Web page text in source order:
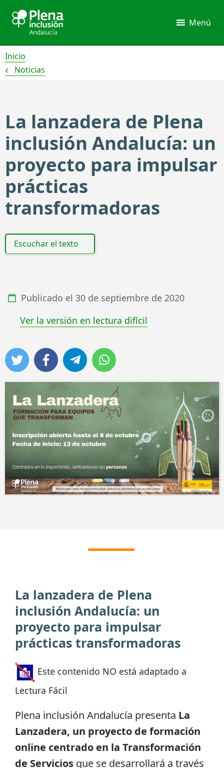
contenido
Menú
Inicio
Noticias
La lanzadera de Plena
inclusión Andalucía: un
proyecto para impulsar
prácticas
transformadoras
Escuchar el texto
Publicado el 30 de septiembre de 2020
Ver la versión en lectura difícil
La lanzadera de Plena
inclusión Andalucía: un
proyecto para impulsar
prácticas transformadoras
Este contenido NO está adaptado a
Lectura Fácil
Plena inclusión Andalucía presenta La
Lanzadera, un proyecto de formación
online centrado en la Transformación
de Servicios que se desarrollará a través